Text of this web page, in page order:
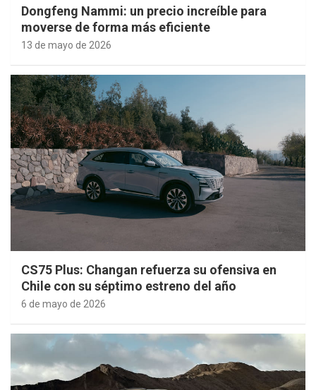
Dongfeng Nammi: un precio increíble para
moverse de forma más eficiente
13 de mayo de 2026
CS75 Plus: Changan refuerza su ofensiva en
Chile con su séptimo estreno del año
6 de mayo de 2026